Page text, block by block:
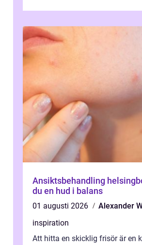
Ansiktsbehandling helsingborg
du en hud i balans
01 augusti 2026
Alexander
inspiration
Att hitta en skicklig frisör är en